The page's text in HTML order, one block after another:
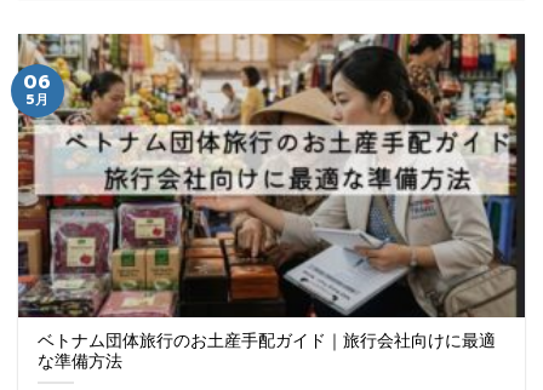
面も ... ...
ベトナム団体旅行のお土産手配ガイド｜旅行会社向けに最適
な準備方法
06
5月